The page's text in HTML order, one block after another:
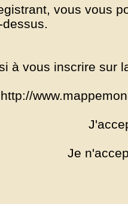
vous vous
à vous inscrire sur
http://
Je